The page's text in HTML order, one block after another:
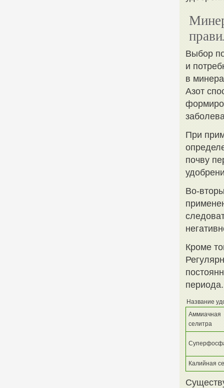
Выбор
и
в
Азот
При
почву
Во-
Кроме
периода.
Название
Аммиачная
селитра
Калийная